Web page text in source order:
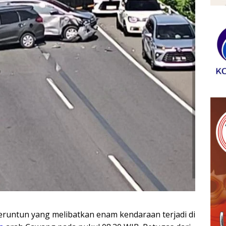
yang melibatkan enam kendaraan terjadi di